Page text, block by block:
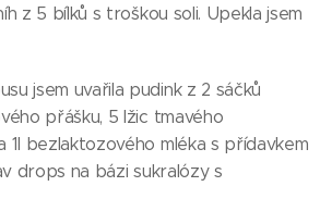
z 5 bílků s troškou soli. Upekla jsem
jsem uvařila pudink z 2 sáčků
přášku, 5 lžic tmavého
1l bezlaktozového mléka s přídavkem
drops na bázi sukralózy s